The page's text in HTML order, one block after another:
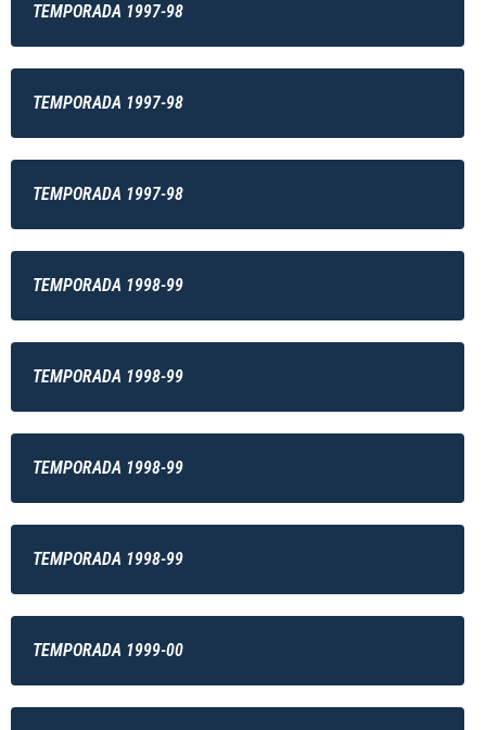
TEMPORADA 1997-98
TEMPORADA 1997-98
TEMPORADA 1997-98
TEMPORADA 1998-99
TEMPORADA 1998-99
TEMPORADA 1998-99
TEMPORADA 1998-99
TEMPORADA 1999-00